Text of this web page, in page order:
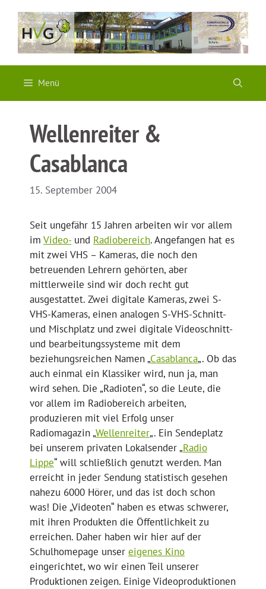
Inhalt
springen
Menü
Wellenreiter &
Casablanca
15. September 2004
Seit ungefähr 15 Jahren arbeiten wir vor allem
im Video-und Radiobereich. Angefangen hat es
mit zwei VHS – Kameras, die noch den
betreuenden Lehrern gehörten, aber
mittlerweile sind wir doch recht gut
ausgestattet. Zwei digitale Kameras, zwei S-
VHS-Kameras, einen analogen S-VHS-Schnitt-
und Mischplatz und zwei digitale Videoschnitt-
und bearbeitungssysteme mit dem
beziehungsreichen Namen „Casablanca„. Ob das
auch einmal ein Klassiker wird, nun ja, man
wird sehen. Die „Radioten“, so die Leute, die
vor allem im Radiobereich arbeiten,
produzieren mit viel Erfolg unser
Radiomagazin „Wellenreiter„. Ein Sendeplatz
bei unserem privaten Lokalsender „Radio
Lippe“ will schließlich genutzt werden. Man
erreicht in jeder Sendung statistisch gesehen
nahezu 6000 Hörer, und das ist doch schon
was! Die „Videoten“ haben es etwas schwerer,
mit ihren Produkten die Öffentlichkeit zu
erreichen. Daher haben wir hier auf der
Schulhomepage unser eigenes Kino
eingerichtet, wo wir einen Teil unserer
Produktionen zeigen. Einige Videoproduktionen